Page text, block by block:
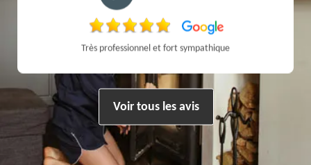
Très professionnel et fort sympathique
Voir tous les avis